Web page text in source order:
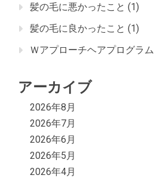
髪の毛に悪かったこと (1)
髪の毛に良かったこと (1)
Ｗアプローチヘアプログラム
アーカイブ
2026年8月
2026年7月
2026年6月
2026年5月
2026年4月